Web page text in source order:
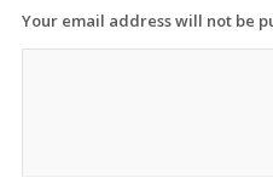
Your email address will not be